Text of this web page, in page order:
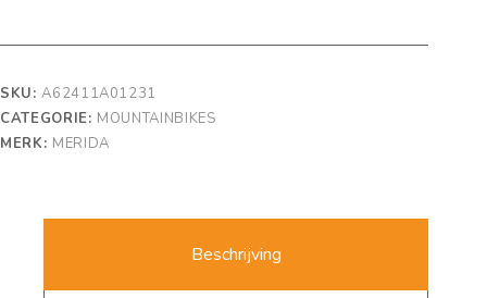
SKU:A62411A01231
CATEGORIE: MOUNTAINBIKES
MERK: MERIDA
Beschrijving